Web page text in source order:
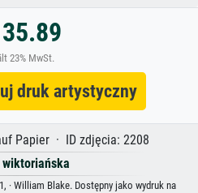
23% MwSt.
druk artystyczny
Papier · ID zdjęcia: 2208
· William Blake. Dostępny jako wydruk na